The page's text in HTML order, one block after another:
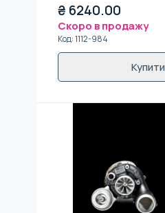
₴ 6240.00
Скоро в продажу
Код:1112-984
Купити